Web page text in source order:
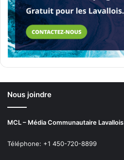
Nous joindre
MCL – Média Communautaire Lavallois
Téléphone: +1 450-720-8899